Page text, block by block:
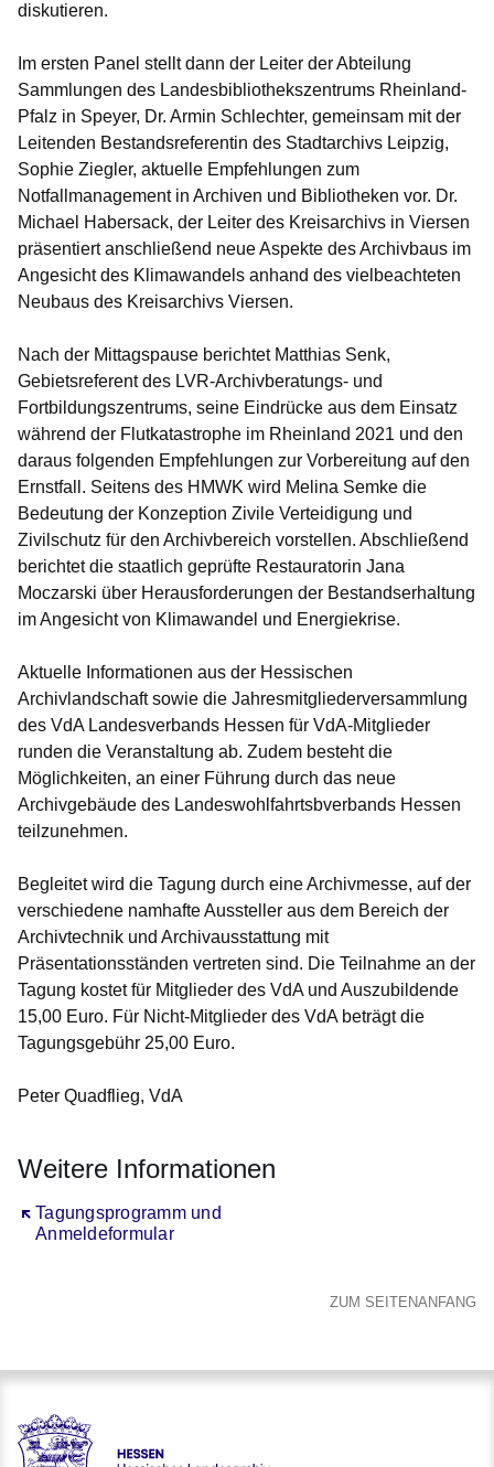
diskutieren.
Im ersten Panel stellt dann der Leiter der Abteilung
Sammlungen des Landesbibliothekszentrums Rheinland-
Pfalz in Speyer, Dr. Armin Schlechter, gemeinsam mit der
Leitenden Bestandsreferentin des Stadtarchivs Leipzig,
Sophie Ziegler, aktuelle Empfehlungen zum
Notfallmanagement in Archiven und Bibliotheken vor. Dr.
Michael Habersack, der Leiter des Kreisarchivs in Viersen
präsentiert anschließend neue Aspekte des Archivbaus im
Angesicht des Klimawandels anhand des vielbeachteten
Neubaus des Kreisarchivs Viersen.
Nach der Mittagspause berichtet Matthias Senk,
Gebietsreferent des LVR-Archivberatungs- und
Fortbildungszentrums, seine Eindrücke aus dem Einsatz
während der Flutkatastrophe im Rheinland 2021 und den
daraus folgenden Empfehlungen zur Vorbereitung auf den
Ernstfall. Seitens des HMWK wird Melina Semke die
Bedeutung der Konzeption Zivile Verteidigung und
Zivilschutz für den Archivbereich vorstellen. Abschließend
berichtet die staatlich geprüfte Restauratorin Jana
Moczarski über Herausforderungen der Bestandserhaltung
im Angesicht von Klimawandel und Energiekrise.
Aktuelle Informationen aus der Hessischen
Archivlandschaft sowie die Jahresmitgliederversammlung
des VdA Landesverbands Hessen für VdA-Mitglieder
runden die Veranstaltung ab. Zudem besteht die
Möglichkeiten, an einer Führung durch das neue
Archivgebäude des Landeswohlfahrtsbverbands Hessen
teilzunehmen.
Begleitet wird die Tagung durch eine Archivmesse, auf der
verschiedene namhafte Aussteller aus dem Bereich der
Archivtechnik und Archivausstattung mit
Präsentationsständen vertreten sind. Die Teilnahme an der
Tagung kostet für Mitglieder des VdA und Auszubildende
15,00 Euro. Für Nicht-Mitglieder des VdA beträgt die
Tagungsgebühr 25,00 Euro.
Peter Quadflieg, VdA
Weitere Informationen
Tagungsprogramm und
Anmeldeformular
Öffnet sich in einem neuen Fenster
ZUM SEITENANFANG